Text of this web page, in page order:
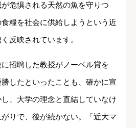
危惧される天然の魚を守りつ
糧を社会に供給しようという近
反映されています。
招聘した教授がノーベル賞を
したといったことも、確かに宣
、大学の理念と直結していなけ
りで、後が続かない。「近大マ